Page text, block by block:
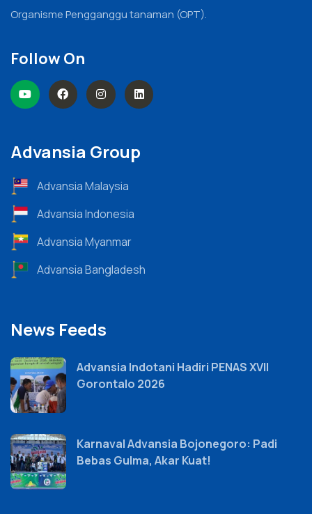
Organisme Pengganggu tanaman (OPT).
Follow On
Advansia Group
Advansia Malaysia
Advansia Indonesia
Advansia Myanmar
Advansia Bangladesh
News Feeds
Advansia Indotani Hadiri PENAS XVII
Gorontalo 2026
Karnaval Advansia Bojonegoro: Padi
Bebas Gulma, Akar Kuat!